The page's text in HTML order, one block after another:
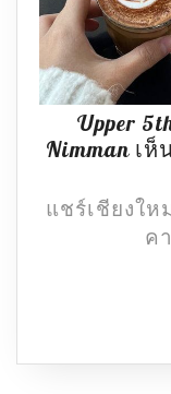
Upper
Nimman เ
แชร์เชียงให
ค